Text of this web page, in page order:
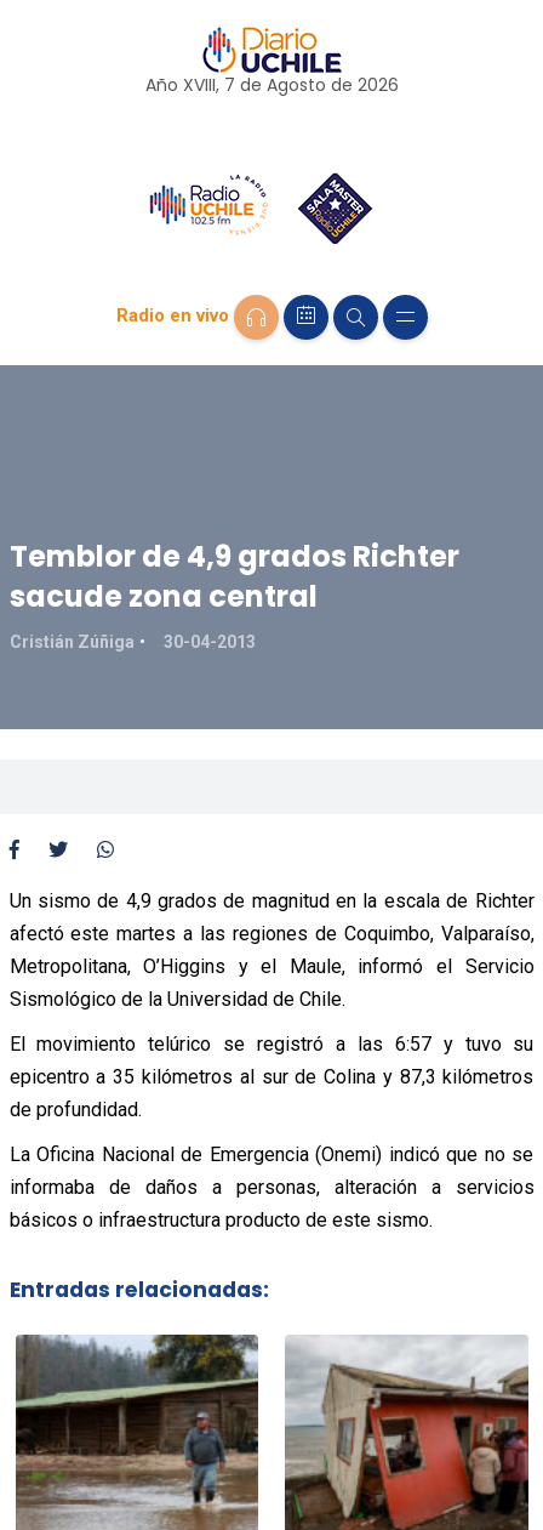
Año XVIII, 7 de Agosto de 2026
Radio en vivo
Temblor de 4,9 grados Richter
sacude zona central
Cristián Zúñiga 30-04-2013
Un sismo de 4,9 grados de magnitud en la escala de Richter
afectó este martes a las regiones de Coquimbo, Valparaíso,
Metropolitana, O’Higgins y el Maule, informó el Servicio
Sismológico de la Universidad de Chile.
El movimiento telúrico se registró a las 6:57 y tuvo su
epicentro a 35 kilómetros al sur de Colina y 87,3 kilómetros
de profundidad.
La Oficina Nacional de Emergencia (Onemi) indicó que no se
informaba de daños a personas, alteración a servicios
básicos o infraestructura producto de este sismo.
Entradas relacionadas: